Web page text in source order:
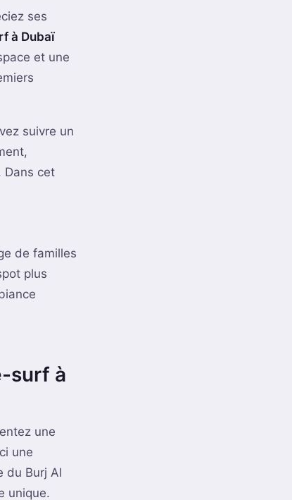
ses
à Dubaï
et une
suivre un
Dans cet
de familles
plus
surf à
une
une
du Burj Al
unique.